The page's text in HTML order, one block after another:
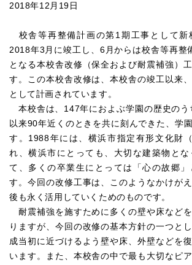
2018年12月19日
校舎等再整備計画の第1期工事として新
2018年3月に竣工し、6月からは校舎等再整
となる本校舎改修（保全および耐震補強）
す。この本校舎改修は、本校舎の竣工以来
として計画されています。
本校舎は、147年におよぶ学園の歴史のう
以来90年近くのときを共に刻んできた、学
す。1988年には、横浜市指定有形文化財
れ、横浜市にとっても、大切な建築物とな
て、多くの卒業生にとっては「心の故郷
す。今回の改修工事は、このようなかけが
後も永く活用していくためのものです。
耐震補強を施すために多くの壁や床など
りますが、今回の改修の基本方針の一つと
成当初に近づけるよう壁や床、外壁などを
います。また、本校舎の中で最も大切なピ